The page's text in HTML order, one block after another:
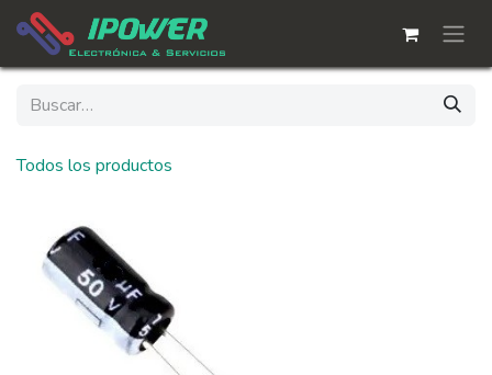
Ir al contenido
Todos los productos